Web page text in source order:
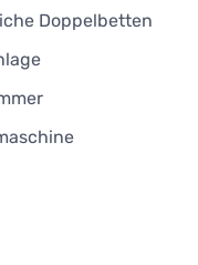
Doppelbetten